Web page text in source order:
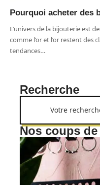
Pourquoi acheter des
L’univers de la bijouterie est
comme l’or et l’or restent des
tendances…
Recherche
Nos coups